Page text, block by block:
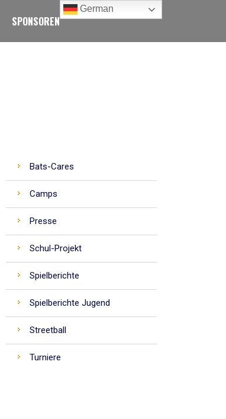
SPONSOREN
Bats-Cares
Camps
Presse
Schul-Projekt
Spielberichte
Spielberichte Jugend
Streetball
Turniere
German